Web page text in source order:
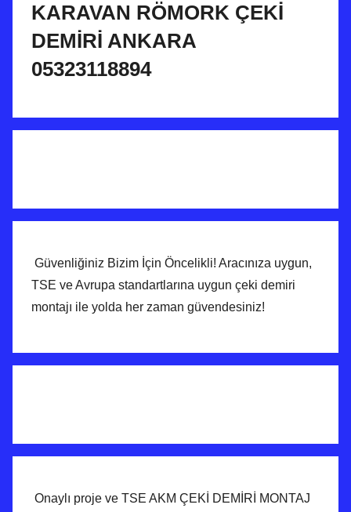
n
d
g
n
l
ş
KARAVAN RÖMORK ÇEKİ
DEMİRİ ANKARA
05323118894
Güvenliğiniz Bizim İçin Öncelikli! Aracınıza uygun,
TSE ve Avrupa standartlarına uygun çeki demiri
montajı ile yolda her zaman güvendesiniz!
Onaylı proje ve TSE AKM ÇEKİ DEMİRİ MONTAJ